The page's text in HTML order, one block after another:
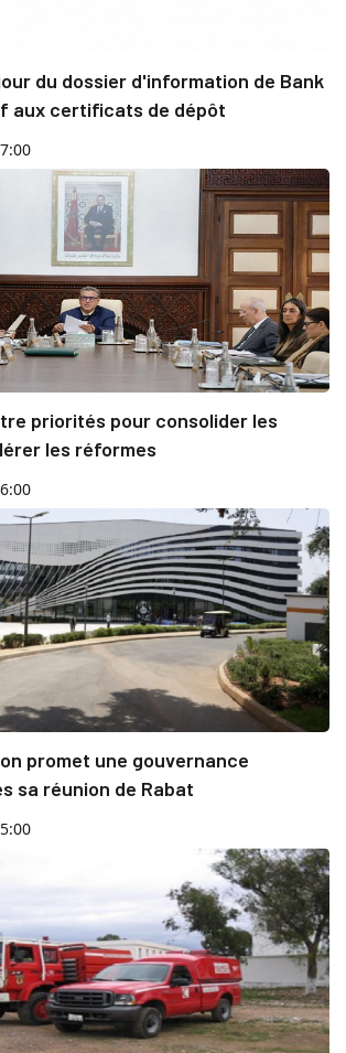
du dossier d'information de Bank
aux certificats de dépôt
priorités pour consolider les
les réformes
promet une gouvernance
sa réunion de Rabat